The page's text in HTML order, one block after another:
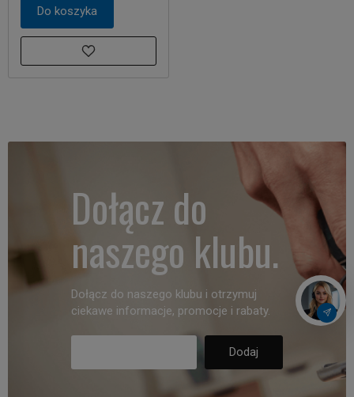
Do koszyka
Dołącz do
naszego klubu.
Dołącz do naszego klubu i otrzymuj
ciekawe informacje, promocje i rabaty.